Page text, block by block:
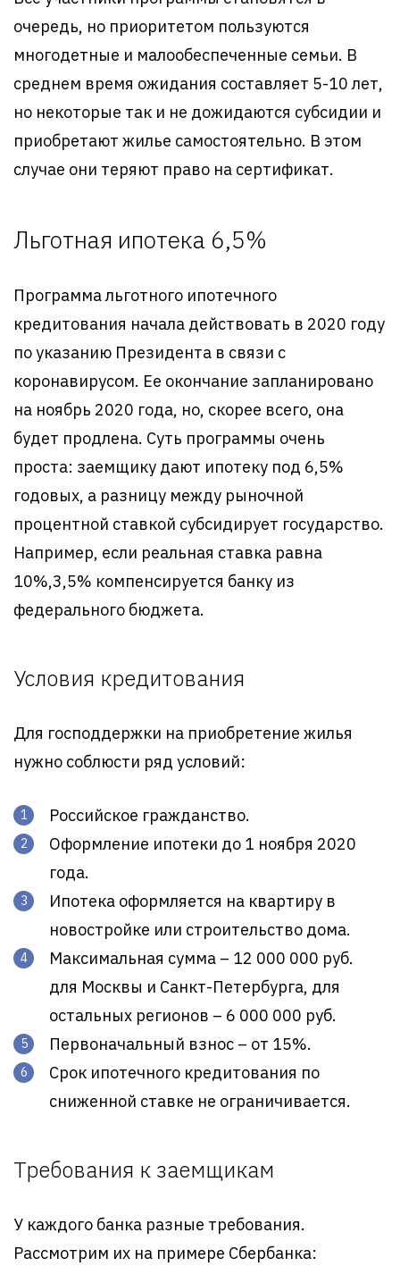
очередь, но приоритетом пользуются
многодетные и малообеспеченные семьи. В
среднем время ожидания составляет 5-10 лет,
но некоторые так и не дожидаются субсидии и
приобретают жилье самостоятельно. В этом
случае они теряют право на сертификат.
Льготная ипотека 6,5%
Программа льготного ипотечного
кредитования начала действовать в 2020 году
по указанию Президента в связи с
коронавирусом. Ее окончание запланировано
на ноябрь 2020 года, но, скорее всего, она
будет продлена. Суть программы очень
проста: заемщику дают ипотеку под 6,5%
годовых, а разницу между рыночной
процентной ставкой субсидирует государство.
Например, если реальная ставка равна
10%,3,5% компенсируется банку из
федерального бюджета.
Условия кредитования
Для господдержки на приобретение жилья
нужно соблюсти ряд условий:
Российское гражданство.
Оформление ипотеки до 1 ноября 2020
года.
Ипотека оформляется на квартиру в
новостройке или строительство дома.
Максимальная сумма – 12 000 000 руб.
для Москвы и Санкт-Петербурга, для
остальных регионов – 6 000 000 руб.
Первоначальный взнос – от 15%.
Срок ипотечного кредитования по
сниженной ставке не ограничивается.
Требования к заемщикам
У каждого банка разные требования.
Рассмотрим их на примере Сбербанка: